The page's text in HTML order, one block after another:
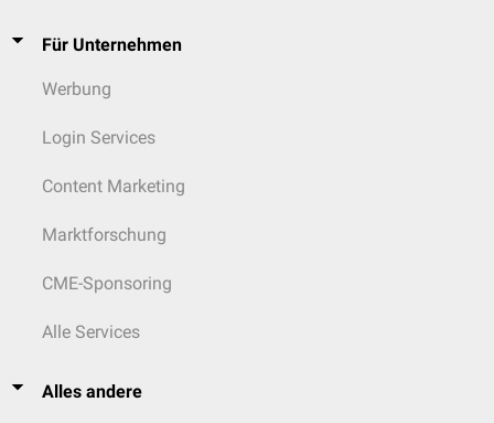
Für Unternehmen
Werbung
Login Services
Content Marketing
Marktforschung
CME-Sponsoring
Alle Services
Alles andere